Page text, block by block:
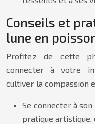
Conseils et
lune en
Profitez de cette
connecter à votre
cultiver la compassion
Se connecter à
pratique